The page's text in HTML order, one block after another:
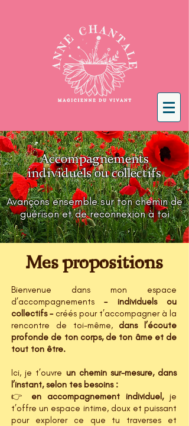
Accompagnements
individuels ou collectifs
Avançons ensemble sur ton chemin de
guérison et de reconnexion à toi
Mes propositions
Bienvenue dans mon espace
d’accompagnements– individuels ou
collectifs –créés pour t’accompagner à la
rencontre de toi-même, dans l’écoute
profonde de ton corps, de ton âme et de
tout ton être.
Ici, je t’ouvre un chemin sur-mesure, dans
l’instant, selon tes besoins :
👉 en accompagnement individuel, je
t’offre un espace intime, doux et puissant
pour explorer ce que tu traverses et